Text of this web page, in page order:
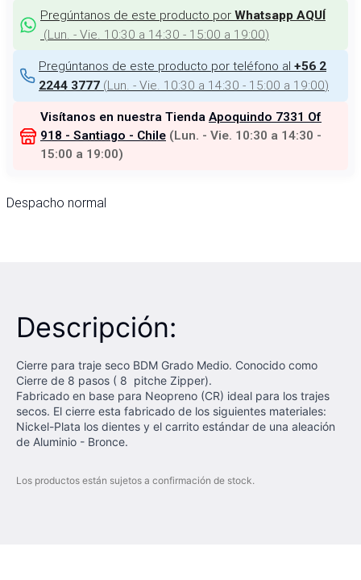
Pregúntanos de este producto por Whatsapp AQUÍ
(Lun. - Vie. 10:30 a 14:30 - 15:00 a 19:00)
Pregúntanos de este producto por teléfono al +56 2
2244 3777 (Lun. - Vie. 10:30 a 14:30 - 15:00 a 19:00)
Visítanos en nuestra Tienda Apoquindo 7331 Of
918 - Santiago - Chile (Lun. - Vie. 10:30 a 14:30 -
15:00 a 19:00)
Despacho normal
Descripción:
Cierre para traje seco BDM Grado Medio. Conocido como
Cierre de 8 pasos ( 8 pitche Zipper).
Fabricado en base para Neopreno (CR) ideal para los trajes
secos. El cierre esta fabricado de los siguientes materiales:
Nickel-Plata los dientes y el carrito estándar de una aleación
de Aluminio - Bronce.
Los productos están sujetos a confirmación de stock.